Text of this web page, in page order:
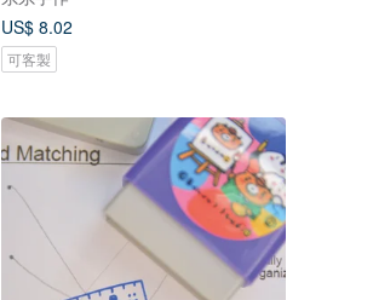
US$ 8.02
可客製